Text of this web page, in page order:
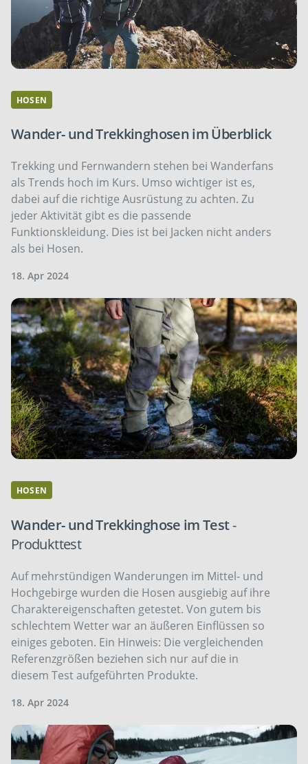
HOSEN
Wander- und Trekkinghosen im Überblick
Trekking und Fernwandern stehen bei Wanderfans
als Trends hoch im Kurs. Umso wichtiger ist es,
dabei auf die richtige Ausrüstung zu achten. Zu
jeder Aktivität gibt es die passende
Funktionskleidung. Dies ist bei Jacken nicht anders
als bei Hosen.
18. Apr 2024
HOSEN
Wander- und Trekkinghose im Test-
Produkttest
Auf mehrstündigen Wanderungen im Mittel- und
Hochgebirge wurden die Hosen ausgiebig auf ihre
Charaktereigenschaften getestet. Von gutem bis
schlechtem Wetter war an äußeren Einflüssen so
einiges geboten. Ein Hinweis: Die vergleichenden
Referenzgrößen beziehen sich nur auf die in
diesem Test aufgeführten Produkte.
18. Apr 2024